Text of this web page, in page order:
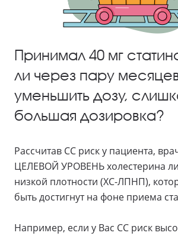
Принимал 40 мг
ли через пару
уменьшить дозу,
большая дозировка?
Рассчитав СС риск у пациента,
ЦЕЛЕВОЙ УРОВЕНЬ холестерина
низкой плотности (ХС-ЛПНП),
быть достигнут на фоне приема
Например, если у Вас СС риск